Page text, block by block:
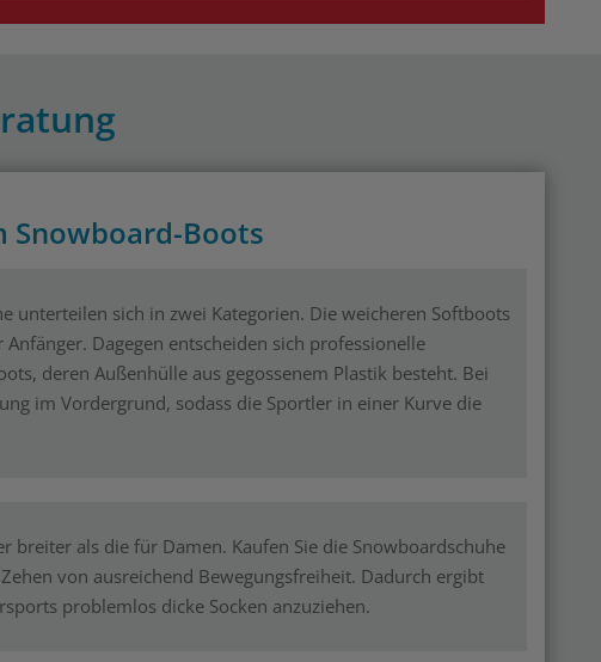
Snowboard-Boots
unterteilen sich in zwei Kategorien. Die weicheren Softboots
Dagegen entscheiden sich professionelle
deren Außenhülle aus gegossenem Plastik besteht. Bei
im Vordergrund, sodass die Sportler in einer Kurve die
breiter als die für Damen. Kaufen Sie die Snowboardschuhe
von ausreichend Bewegungsfreiheit. Dadurch ergibt
problemlos dicke Socken anzuziehen.